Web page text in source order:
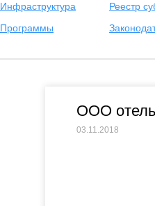
Инфраструктура
Реестр
Программы
ООО
03.11.2018